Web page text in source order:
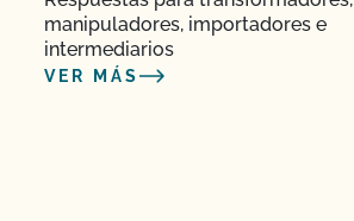
manipuladores, importadores e
intermediarios
VER MÁS